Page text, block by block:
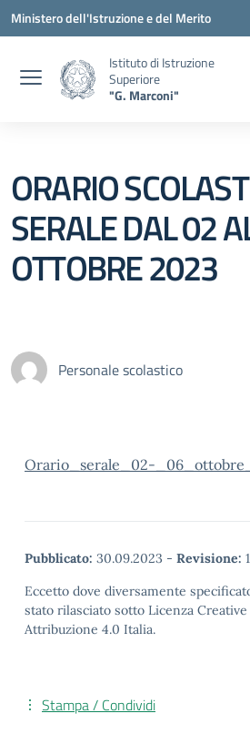
Vai ai contenuti
Vai al menu di navigazione
Vai al footer
Ministero dell'Istruzione e del Merito
Istituto di Istruzione
Superiore
"G. Marconi"
ORARIO
SERALE DAL 02
OTTOBRE 2023
Personale scolastico
Orario_serale_02-
Pubblicato: 30.09.2023 - Revisione:
Eccetto dove diversamente
stato rilasciato sotto Licenza
Attribuzione 4.0 Italia.
Stampa / Condividi